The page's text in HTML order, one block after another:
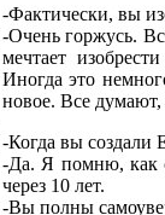
-Фактически, вы
-Очень горжусь.
мечтает
Иногда это
новое. Все думают,
-Когда вы создали
-Да. Я помню, как
через 10 лет.
-Вы полны